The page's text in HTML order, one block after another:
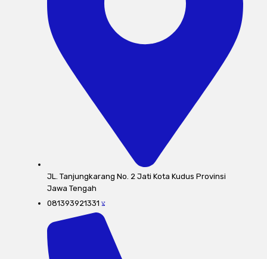
JL. Tanjungkarang No. 2 Jati Kota Kudus Provinsi
Jawa Tengah
081393921331